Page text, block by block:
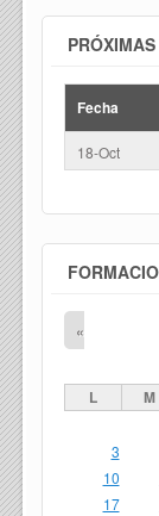
Fecha
18-Oct
«
L M
3
10
17